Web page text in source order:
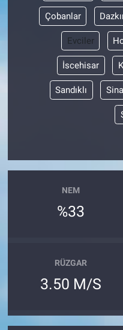
Çobanlar
Evciler
İscehisar
Sandıklı
NEM
%33
RÜZGAR
3.50 M/S